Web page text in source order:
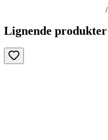
/
Lignende produkter